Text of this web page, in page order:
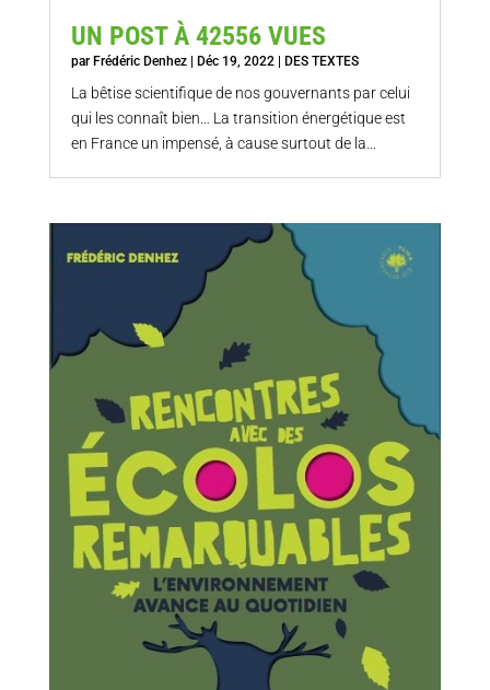
UN POST À 42556 VUES
par Frédéric Denhez| Déc 19, 2022| DES TEXTES
La bêtise scientifique de nos gouvernants par celui
qui les connaît bien… La transition énergétique est
en France un impensé, à cause surtout de la...